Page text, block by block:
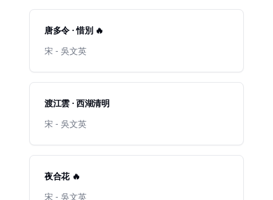
唐多令 · 惜別 🔥
宋 - 吳文英
渡江雲 · 西湖清明
宋 - 吳文英
夜合花 🔥
宋 - 吳文英